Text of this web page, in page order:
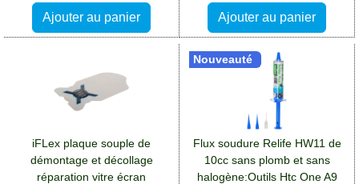
Ajouter au panier Ajouter au panier
iFLex plaque souple de
démontage et décollage
réparation vitre écran
Flux soudure Relife HW11 de
10cc sans plomb et sans
halogène:Outils Htc One A9
Nouveauté